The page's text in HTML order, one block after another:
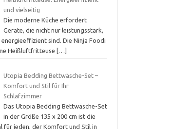
und vielseitig
Die moderne Küche erfordert
Geräte, die nicht nur leistungsstark,
energieeffizient sind. Die Ninja Foodi
Heißluftfritteuse
[…]
Utopia Bedding Bettwäsche-Set –
Komfort und Stil für Ihr
Schlafzimmer
Das Utopia Bedding Bettwäsche-Set
in der Größe 135 x 200 cm ist die
für jeden, der Komfort und Stil in